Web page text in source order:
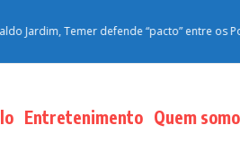
Temer defende “pacto” entre os
Entretenimento Quem